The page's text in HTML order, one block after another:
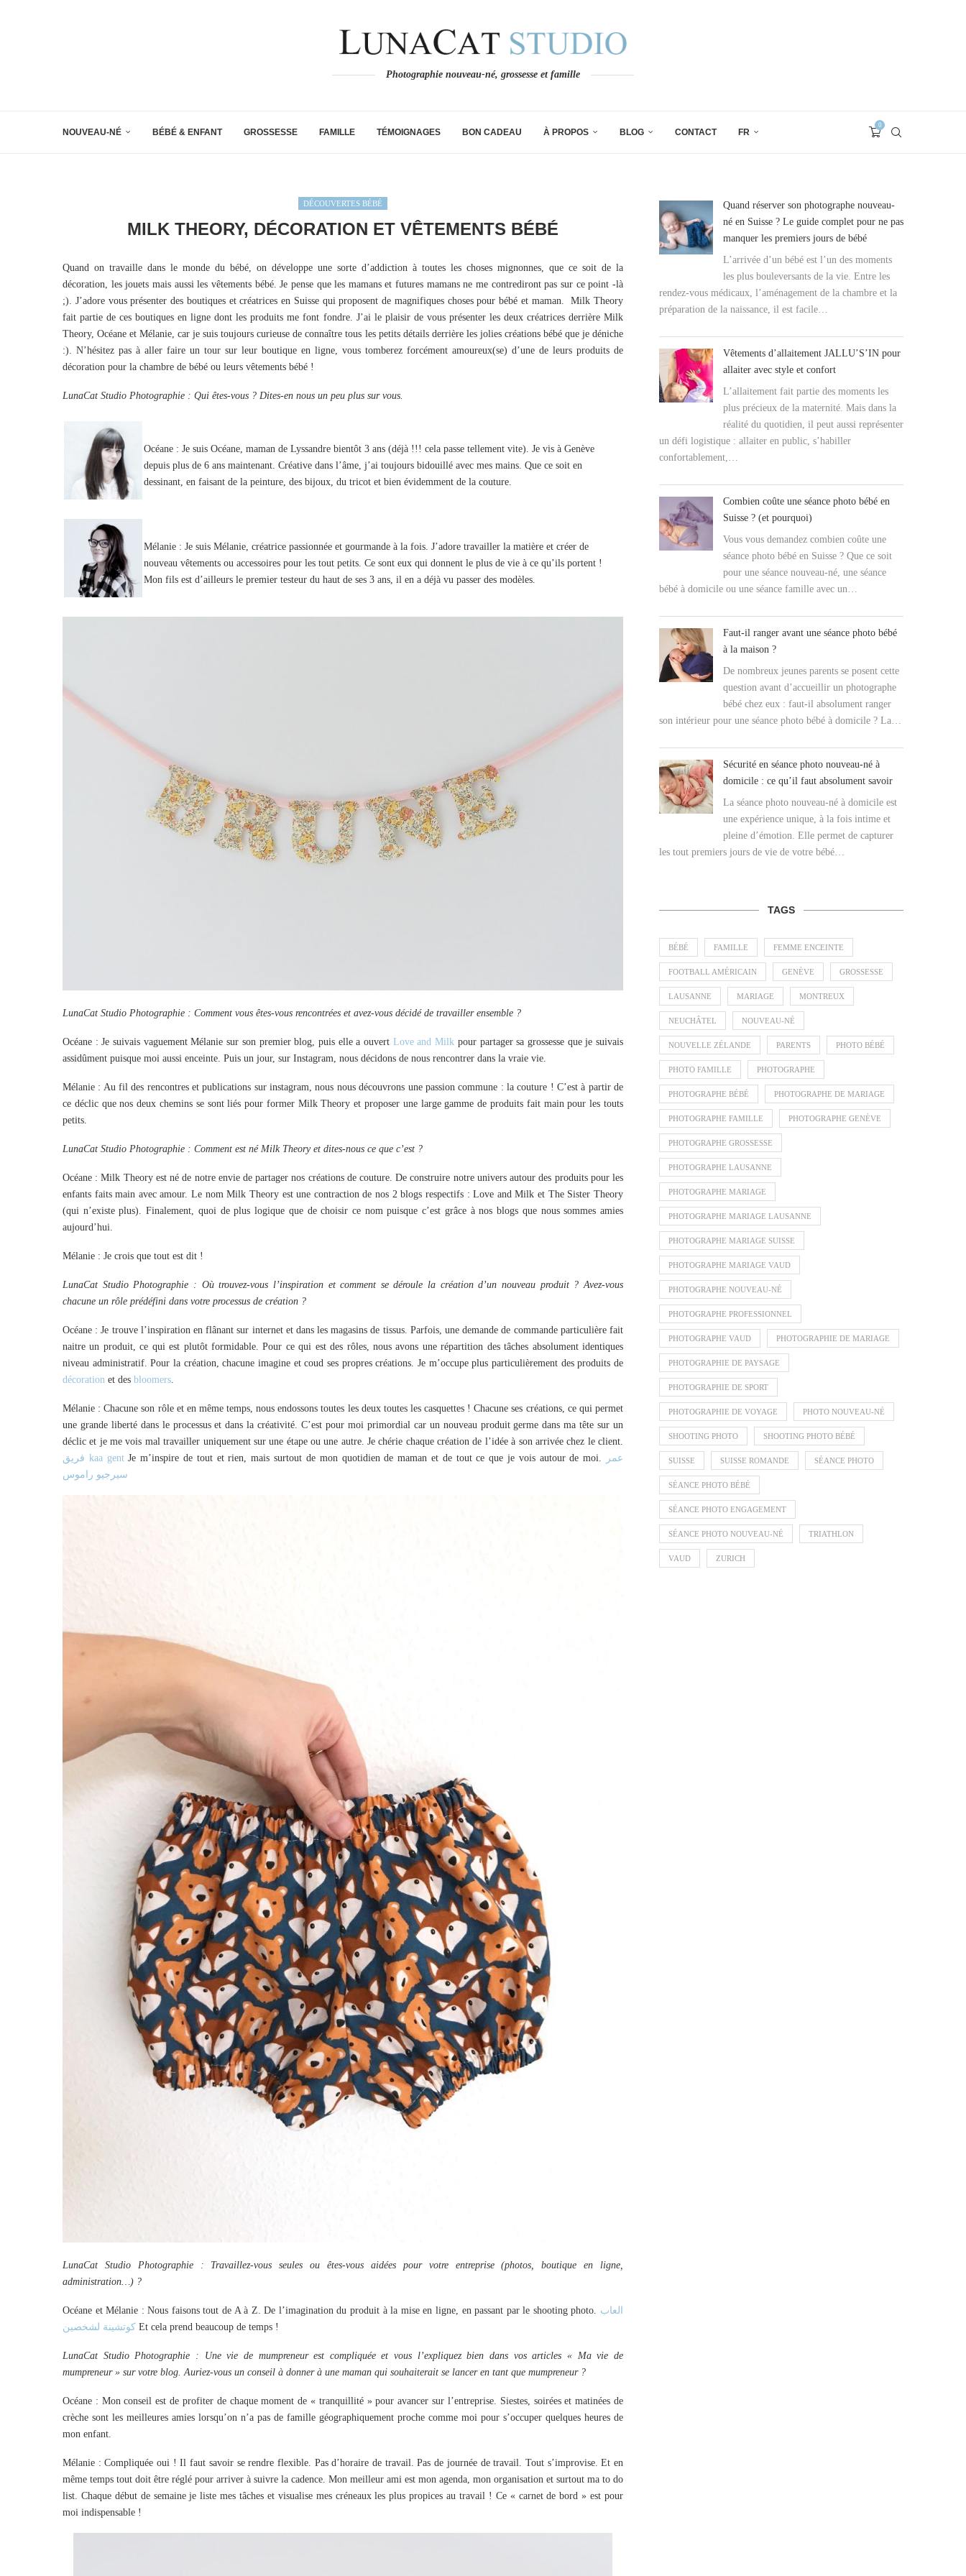
Photographie nouveau-né, grossesse et famille
NOUVEAU-NÉ BÉBÉ & ENFANT GROSSESSE FAMILLE TÉMOIGNAGES BON CADEAU À PROPOS BLOG CONTACT FR
0
DÉCOUVERTES BÉBÉ
MILK THEORY, DÉCORATION ET VÊTEMENTS BÉBÉ
Quand on travaille dans le monde du bébé, on développe une sorte d’addiction à toutes les choses mignonnes, que ce soit de la
décoration, les jouets mais aussi les vêtements bébé. Je pense que les mamans et futures mamans ne me contrediront pas sur ce point -là
;). J’adore vous présenter des boutiques et créatrices en Suisse qui proposent de magnifiques choses pour bébé et maman. Milk Theory
fait partie de ces boutiques en ligne dont les produits me font fondre. J’ai le plaisir de vous présenter les deux créatrices derrière Milk
Theory, Océane et Mélanie, car je suis toujours curieuse de connaître tous les petits détails derrière les jolies créations bébé que je déniche
:). N’hésitez pas à aller faire un tour sur leur boutique en ligne, vous tomberez forcément amoureux(se) d’une de leurs produits de
décoration pour la chambre de bébé ou leurs vêtements bébé !
LunaCat Studio Photographie : Qui êtes-vous ? Dites-en nous un peu plus sur vous.
Océane : Je suis Océane, maman de Lyssandre bientôt 3 ans (déjà !!! cela passe tellement vite). Je vis à Genève
depuis plus de 6 ans maintenant. Créative dans l’âme, j’ai toujours bidouillé avec mes mains. Que ce soit en
dessinant, en faisant de la peinture, des bijoux, du tricot et bien évidemment de la couture.
Mélanie : Je suis Mélanie, créatrice passionnée et gourmande à la fois. J’adore travailler la matière et créer de
nouveau vêtements ou accessoires pour les tout petits. Ce sont eux qui donnent le plus de vie à ce qu’ils portent !
Mon fils est d’ailleurs le premier testeur du haut de ses 3 ans, il en a déjà vu passer des modèles.
LunaCat Studio Photographie : Comment vous êtes-vous rencontrées et avez-vous décidé de travailler ensemble ?
Océane : Je suivais vaguement Mélanie sur son premier blog, puis elle a ouvert Love and Milk pour partager sa grossesse que je suivais
assidûment puisque moi aussi enceinte. Puis un jour, sur Instagram, nous décidons de nous rencontrer dans la vraie vie.
Mélanie : Au fil des rencontres et publications sur instagram, nous nous découvrons une passion commune : la couture ! C’est à partir de
ce déclic que nos deux chemins se sont liés pour former Milk Theory et proposer une large gamme de produits fait main pour les touts
petits.
LunaCat Studio Photographie : Comment est né Milk Theory et dites-nous ce que c’est ?
Océane : Milk Theory est né de notre envie de partager nos créations de couture. De construire notre univers autour des produits pour les
enfants faits main avec amour. Le nom Milk Theory est une contraction de nos 2 blogs respectifs : Love and Milk et The Sister Theory
(qui n’existe plus). Finalement, quoi de plus logique que de choisir ce nom puisque c’est grâce à nos blogs que nous sommes amies
aujourd’hui.
Mélanie : Je crois que tout est dit !
LunaCat Studio Photographie : Où trouvez-vous l’inspiration et comment se déroule la création d’un nouveau produit ? Avez-vous
chacune un rôle prédéfini dans votre processus de création ?
Océane : Je trouve l’inspiration en flânant sur internet et dans les magasins de tissus. Parfois, une demande de commande particulière fait
naitre un produit, ce qui est plutôt formidable. Pour ce qui est des rôles, nous avons une répartition des tâches absolument identiques
niveau administratif. Pour la création, chacune imagine et coud ses propres créations. Je m’occupe plus particulièrement des produits de
décoration et des bloomers.
Mélanie : Chacune son rôle et en même temps, nous endossons toutes les deux toutes les casquettes ! Chacune ses créations, ce qui permet
une grande liberté dans le processus et dans la créativité. C’est pour moi primordial car un nouveau produit germe dans ma tête sur un
déclic et je me vois mal travailler uniquement sur une étape ou une autre. Je chérie chaque création de l’idée à son arrivée chez le client.
فريق kaa gentJe m’inspire de tout et rien, mais surtout de mon quotidien de maman et de tout ce que je vois autour de moi.
عمر
سيرجيو راموس
LunaCat Studio Photographie : Travaillez-vous seules ou êtes-vous aidées pour votre entreprise (photos, boutique en ligne,
administration…) ?
Océane et Mélanie : Nous faisons tout de A à Z. De l’imagination du produit à la mise en ligne, en passant par le shooting photo. العاب
كوتشينة لشخصين Et cela prend beaucoup de temps !
LunaCat Studio Photographie : Une vie de mumpreneur est compliquée et vous l’expliquez bien dans vos articles « Ma vie de
mumpreneur » sur votre blog. Auriez-vous un conseil à donner à une maman qui souhaiterait se lancer en tant que mumpreneur ?
Océane : Mon conseil est de profiter de chaque moment de « tranquillité » pour avancer sur l’entreprise. Siestes, soirées et matinées de
crèche sont les meilleures amies lorsqu’on n’a pas de famille géographiquement proche comme moi pour s’occuper quelques heures de
mon enfant.
Mélanie : Compliquée oui ! Il faut savoir se rendre flexible. Pas d’horaire de travail. Pas de journée de travail. Tout s’improvise. Et en
même temps tout doit être réglé pour arriver à suivre la cadence. Mon meilleur ami est mon agenda, mon organisation et surtout ma to do
list. Chaque début de semaine je liste mes tâches et visualise mes créneaux les plus propices au travail ! Ce « carnet de bord » est pour
moi indispensable !
Quand réserver son photographe nouveau-
né en Suisse ? Le guide complet pour ne pas
manquer les premiers jours de bébé
L’arrivée d’un bébé est l’un des moments
les plus bouleversants de la vie. Entre les
rendez-vous médicaux, l’aménagement de la chambre et la
préparation de la naissance, il est facile…
Vêtements d’allaitement JALLU’S’IN pour
allaiter avec style et confort
L’allaitement fait partie des moments les
plus précieux de la maternité. Mais dans la
réalité du quotidien, il peut aussi représenter
un défi logistique : allaiter en public, s’habiller
confortablement,…
Combien coûte une séance photo bébé en
Suisse ? (et pourquoi)
Vous vous demandez combien coûte une
séance photo bébé en Suisse ? Que ce soit
pour une séance nouveau-né, une séance
bébé à domicile ou une séance famille avec un…
Faut-il ranger avant une séance photo bébé
à la maison ?
De nombreux jeunes parents se posent cette
question avant d’accueillir un photographe
bébé chez eux : faut-il absolument ranger
son intérieur pour une séance photo bébé à domicile ? La…
Sécurité en séance photo nouveau-né à
domicile : ce qu’il faut absolument savoir
La séance photo nouveau-né à domicile est
une expérience unique, à la fois intime et
pleine d’émotion. Elle permet de capturer
les tout premiers jours de vie de votre bébé…
TAGS
BÉBÉ FAMILLE FEMME ENCEINTE
FOOTBALL AMÉRICAIN GENÈVE GROSSESSE
LAUSANNE MARIAGE MONTREUX
NEUCHÂTEL NOUVEAU-NÉ
NOUVELLE ZÉLANDE PARENTS PHOTO BÉBÉ
PHOTO FAMILLE PHOTOGRAPHE
PHOTOGRAPHE BÉBÉ PHOTOGRAPHE DE MARIAGE
PHOTOGRAPHE FAMILLE PHOTOGRAPHE GENÈVE
PHOTOGRAPHE GROSSESSE
PHOTOGRAPHE LAUSANNE
PHOTOGRAPHE MARIAGE
PHOTOGRAPHE MARIAGE LAUSANNE
PHOTOGRAPHE MARIAGE SUISSE
PHOTOGRAPHE MARIAGE VAUD
PHOTOGRAPHE NOUVEAU-NÉ
PHOTOGRAPHE PROFESSIONNEL
PHOTOGRAPHE VAUD PHOTOGRAPHIE DE MARIAGE
PHOTOGRAPHIE DE PAYSAGE
PHOTOGRAPHIE DE SPORT
PHOTOGRAPHIE DE VOYAGE PHOTO NOUVEAU-NÉ
SHOOTING PHOTO SHOOTING PHOTO BÉBÉ
SUISSE SUISSE ROMANDE SÉANCE PHOTO
SÉANCE PHOTO BÉBÉ
SÉANCE PHOTO ENGAGEMENT
SÉANCE PHOTO NOUVEAU-NÉ TRIATHLON
VAUD ZURICH